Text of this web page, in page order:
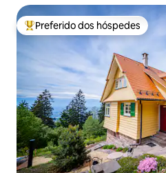
Entre os melhores preferidos
Preferido dos hóspedes